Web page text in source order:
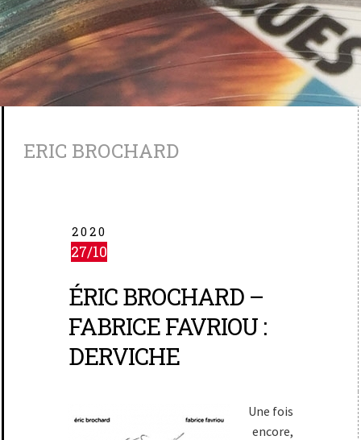
ERIC BROCHARD
2020
27/10
ÉRIC BROCHARD –
FABRICE FAVRIOU :
DERVICHE
Une fois
encore,